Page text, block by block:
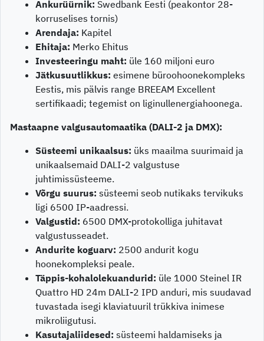
Ankurüürnik: Swedbank Eesti (peakontor 28-
korruselises tornis)
Arendaja: Kapitel
Ehitaja: Merko Ehitus
Investeeringu maht: üle 160 miljoni euro
Jätkusuutlikkus: esimene büroohoonekompleks
Eestis, mis pälvis range BREEAM Excellent
sertifikaadi; tegemist on liginullenergiahoonega.
Mastaapne valgusautomaatika (DALI-2 ja DMX):
Süsteemi unikaalsus: üks maailma suurimaid ja
unikaalsemaid DALI-2 valgustuse
juhtimissüsteeme.
Võrgu suurus: süsteemi seob nutikaks tervikuks
ligi 6500 IP-aadressi.
Valgustid: 6500 DMX-protokolliga juhitavat
valgustusseadet.
Andurite koguarv: 2500 andurit kogu
hoonekompleksi peale.
Täppis-kohalolekuandurid: üle 1000 Steinel IR
Quattro HD 24m DALI-2 IPD anduri, mis suudavad
tuvastada isegi klaviatuuril trükkiva inimese
mikroliigutusi.
Kasutajaliidesed: süsteemi haldamiseks ja